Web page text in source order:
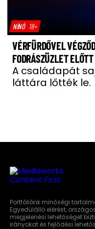
NÍNÓ 18+
VÉRFÜRDŐVEL
FODRÁSZÜZLET ELŐTT
A családapát
láttára lőtték le.
Portfóliónk minőségi
Egyedülálló elérést,
megjelenési lehetőséget
irányokat és fejlődési